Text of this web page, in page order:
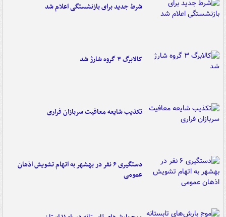
شرط جدید برای بازنشستگی اعلام شد
کالابرگ ۳ گروه شارژ شد
تکذیب شایعه معافیت سربازان فراری
دستگیری ۶ نفر در بهشهر به اتهام تشویش اذهان
عمومی